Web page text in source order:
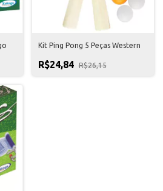
Kit Ping Pong 5 Peças Western
R$24,84 R$26,15